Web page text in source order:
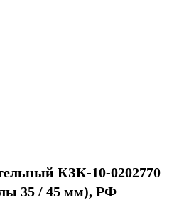
КЗК-10-0202770
35 / 45 мм), РФ